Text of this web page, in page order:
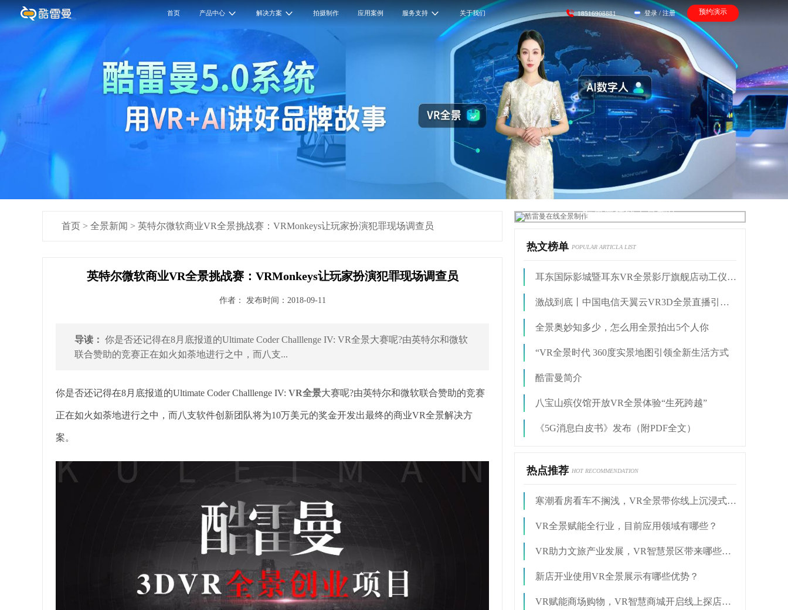
首页 产品中心 解决方案 拍摄制作 应用案例 服务支持 关于我们 18516908881 登录 / 注册 预约演示
首页 > 全景新闻 > 英特尔微软商业VR全景挑战赛：VRMonkeys让玩家扮演犯罪现场调查员
英特尔微软商业VR全景挑战赛：VRMonkeys让玩家扮演犯罪现场调查员
作者： 发布时间：2018-09-11
导读： 你是否还记得在8月底报道的Ultimate Coder Challlenge IV: VR全景大赛呢?由英特尔和微软
联合赞助的竞赛正在如火如荼地进行之中，而八支...
你是否还记得在8月底报道的Ultimate Coder Challlenge IV: VR全景大赛呢?由英特尔和微软联合赞助的竞赛
正在如火如荼地进行之中，而八支软件创新团队将为10万美元的奖金开发出最终的商业VR全景解决方
案。
酷雷曼在线全景制作
热文榜单 POPULAR ARTICLA LIST
耳东国际影城暨耳东VR全景影厅旗舰店动工仪式盛大举行
激战到底丨中国电信天翼云VR3D全景直播引燃拳击热火
全景奥妙知多少，怎么用全景拍出5个人你
“VR全景时代 360度实景地图引领全新生活方式
酷雷曼简介
八宝山殡仪馆开放VR全景体验“生死跨越”
《5G消息白皮书》发布（附PDF全文）
热点推荐 HOT RECOMMENDATION
寒潮看房看车不搁浅，VR全景带你线上沉浸式体验
VR全景赋能全行业，目前应用领域有哪些？
VR助力文旅产业发展，VR智慧景区带来哪些优势？
新店开业使用VR全景展示有哪些优势？
VR赋能商场购物，VR智慧商城开启线上探店新模式